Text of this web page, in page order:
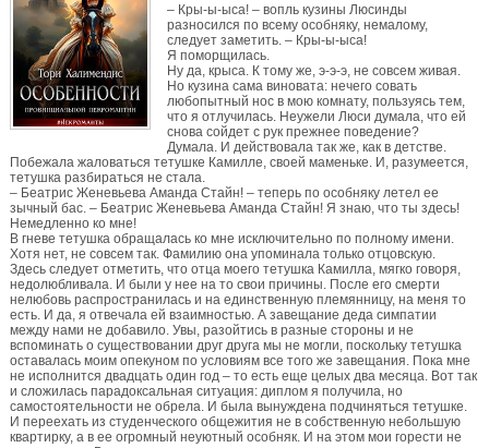
– Кры-ы-ыса! – вопль кузины Люсинды
разносился по всему особняку, немалому,
следует заметить. – Кры-ы-ыса!
Я поморщилась.
Ну да, крыса. К тому же, э-э-э, не совсем живая.
Но кузина сама виновата: нечего совать
любопытный нос в мою комнату, пользуясь тем,
что я отлучилась. Неужели Люси думала, что ей
снова сойдет с рук прежнее поведение?
Думала. И действовала так же, как в детстве.
Побежала жаловаться тетушке Камилле, своей маменьке. И, разумеется,
тетушка разбираться не стала.
– Беатрис Женевьева Аманда Стайн! – теперь по особняку летел ее
зычный бас. – Беатрис Женевьева Аманда Стайн! Я знаю, что ты здесь!
Немедленно ко мне!
В гневе тетушка обращалась ко мне исключительно по полному имени.
Хотя нет, не совсем так. Фамилию она упоминала только отцовскую.
Здесь следует отметить, что отца моего тетушка Камилла, мягко говоря,
недолюбливала. И были у нее на то свои причины. После его смерти
нелюбовь распространилась и на единственную племянницу, на меня то
есть. И да, я отвечала ей взаимностью. А завещание деда симпатии
между нами не добавило. Увы, разойтись в разные стороны и не
вспоминать о существовании друг друга мы не могли, поскольку тетушка
оставалась моим опекуном по условиям все того же завещания. Пока мне
не исполнится двадцать один год – то есть еще целых два месяца. Вот так
и сложилась парадоксальная ситуация: диплом я получила, но
самостоятельности не обрела. И была вынуждена подчиняться тетушке.
И переехать из студенческого общежития не в собственную небольшую
квартирку, а в ее огромный неуютный особняк. И на этом мои горести не